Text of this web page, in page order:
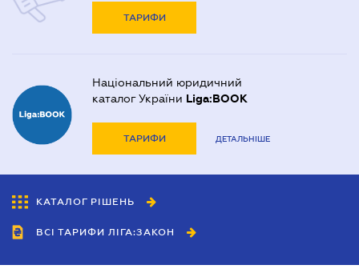
ТАРИФИ
Національний юридичний
каталог України Liga:BOOK
ТАРИФИ ДЕТАЛЬНІШЕ
КАТАЛОГ РІШЕНЬ
ВСІ ТАРИФИ ЛІГА:ЗАКОН